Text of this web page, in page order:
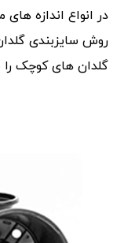
در انواع اندازه
روش سایزبندی
گلدان های کوچک را